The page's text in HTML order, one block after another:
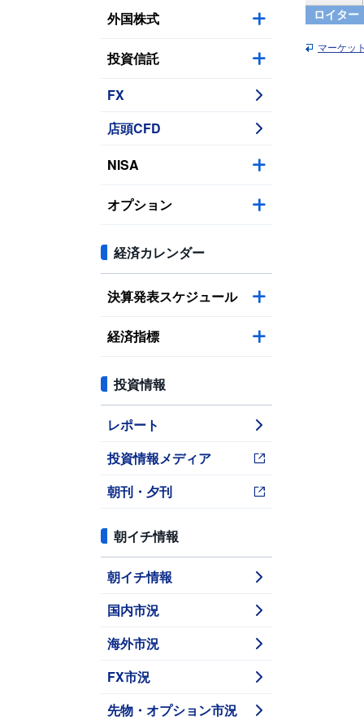
外国株式
投資信託
FX
店頭CFD
NISA
オプション
経済カレンダー
決算発表スケジュール
経済指標
投資情報
レポート
投資情報メディア
朝刊・夕刊
朝イチ情報
朝イチ情報
国内市況
海外市況
FX市況
先物・オプション市況
ロイター
マーケッ